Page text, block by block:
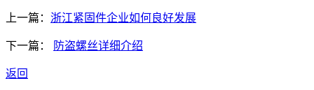
上一篇： 浙江紧固件企业如何良好发展
下一篇： 防盗螺丝详细介绍
返回